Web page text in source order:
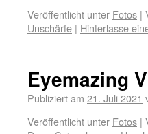
Veröffentlicht unter Fotos |
Unschärfe | Hinterlasse
Eyemazing V
Publiziert am 21. Juli 2021
Veröffentlicht unter Fotos |